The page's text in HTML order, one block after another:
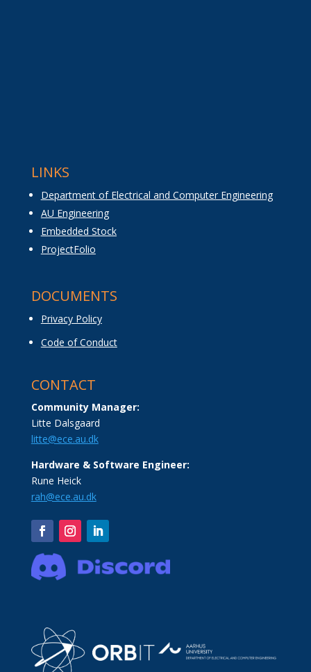
LINKS
Department of Electrical and Computer Engineering
AU Engineering
Embedded Stock
ProjectFolio
DOCUMENTS
Privacy Policy
Code of Conduct
CONTACT
Community Manager:
Litte Dalsgaard
litte@ece.au.dk
Hardware & Software Engineer:
Rune Heick
rah@ece.au.dk